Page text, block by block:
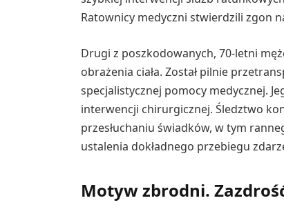
Ratownicy medyczni stwierdzili zgon
Drugi z poszkodowanych, 70-letni
obrażenia ciała. Został pilnie
specjalistycznej pomocy medycznej.
interwencji chirurgicznej. Śledztwo
przesłuchaniu świadków, w tym
ustalenia dokładnego przebiegu
Motyw zbrodni.